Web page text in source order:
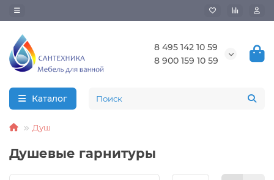
8 495 142 10 59
8 900 159 10 59
Каталог
Душ
Душевые гарнитуры